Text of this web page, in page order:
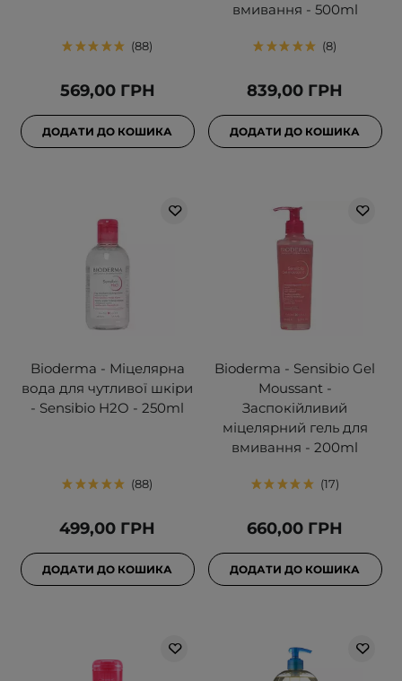
88
569,00 ГРН
ДОДАТИ ДО КОШИКА
вмивання - 500ml
8
839,00 ГРН
ДОДАТИ ДО КОШИКА
Bioderma - Міцелярна
вода для чутливої шкіри
- Sensibio H2O - 250ml
88
499,00 ГРН
ДОДАТИ ДО КОШИКА
Bioderma - Sensibio Gel
Moussant -
Заспокійливий
міцелярний гель для
вмивання - 200ml
17
660,00 ГРН
ДОДАТИ ДО КОШИКА